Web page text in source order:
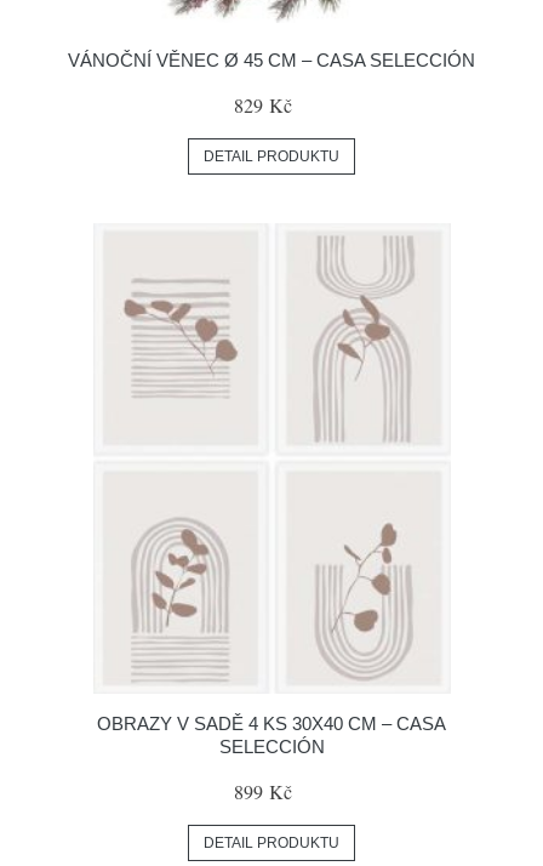
VÁNOČNÍ VĚNEC Ø 45 CM – CASA SELECCIÓN
829 Kč
DETAIL PRODUKTU
OBRAZY V SADĚ 4 KS 30X40 CM – CASA
SELECCIÓN
899 Kč
DETAIL PRODUKTU